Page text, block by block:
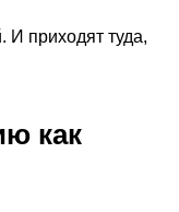
И приходят туда,
как